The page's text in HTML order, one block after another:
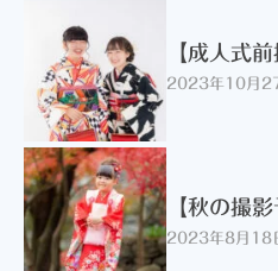
【成人式前
2023年10月
【秋の撮
2023年8月18